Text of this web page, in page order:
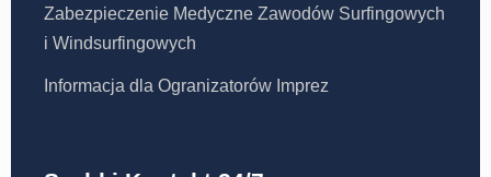
Zabezpieczenie Medyczne Zawodów Surfingowych
i Windsurfingowych
Informacja dla Ogranizatorów Imprez